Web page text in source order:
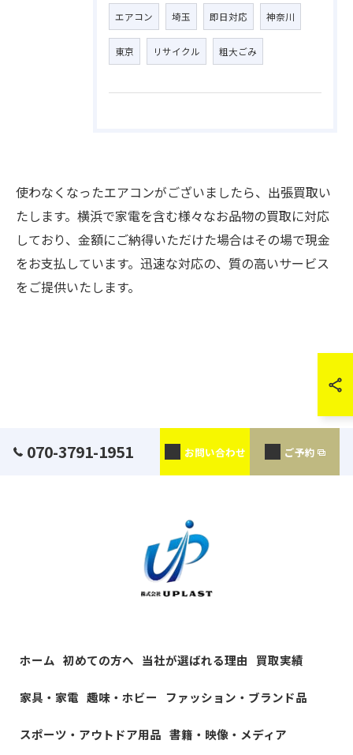
エアコン 埼玉 即日対応 神奈川
東京 リサイクル 粗大ごみ
使わなくなったエアコンがございましたら、出張買取い
たします。横浜で家電を含む様々なお品物の買取に対応
しており、金額にご納得いただけた場合はその場で現金
をお支払しています。迅速な対応の、質の高いサービス
をご提供いたします。
070-3791-1951 お問い合わせ ご予約
ホーム 初めての方へ 当社が選ばれる理由 買取実績
家具・家電 趣味・ホビー ファッション・ブランド品
スポーツ・アウトドア用品 書籍・映像・メディア